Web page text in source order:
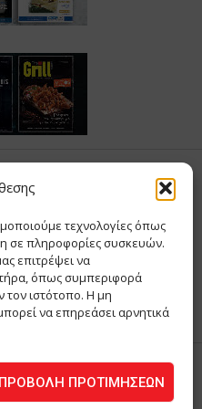
τεχνολογίες όπως
σε πληροφορίες συσκευών.
επιτρέψει να
όπως συμπεριφορά
τον ιστότοπο. Η μη
να επηρεάσει αρνητικά
ΠΡΟΒΟΛΉ ΠΡΟΤΙΜΉΣΕΩΝ